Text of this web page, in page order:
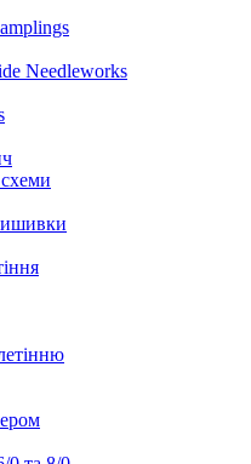
Needleworks